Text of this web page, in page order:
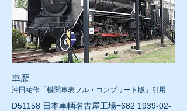
車歴
沖田祐作「機関車表フル・コンプリート版」引用
D51158 日本車輌名古屋工場=682 1939-02-